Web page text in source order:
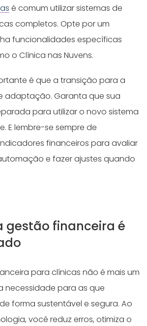
é comum utilizar sistemas de
completos. Opte por um
funcionalidades específicas
o Clínica nas Nuvens.
é que a transição para a
adaptação. Garanta que sua
para utilizar o novo sistema
E lembre-se sempre de
financeiros para avaliar
e fazer ajustes quando
gestão financeira é
para clínicas não é mais um
necessidade para as que
forma sustentável e segura. Ao
você reduz erros, otimiza o